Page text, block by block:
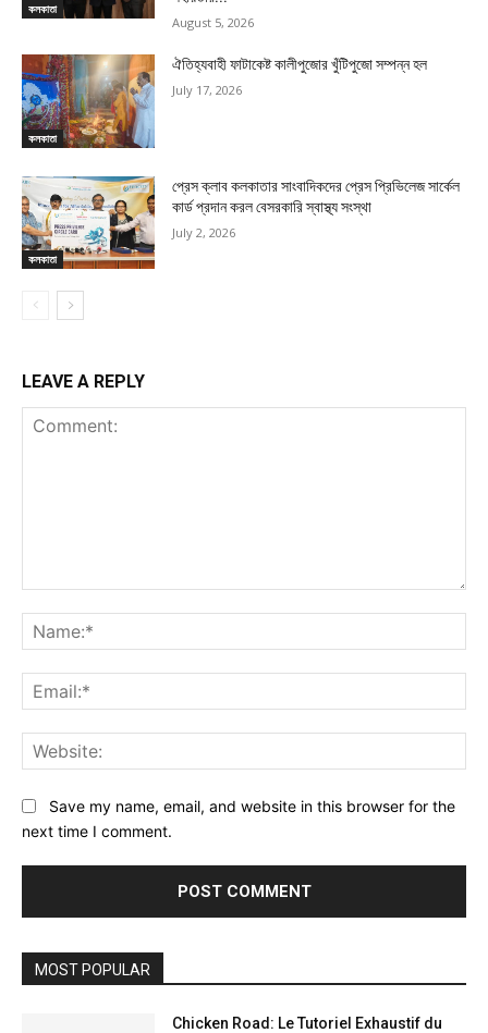
কলকাতা
August 5, 2026
কলকাতা
ঐতিহ্যবাহী ফাটাকেষ্ট কালীপুজোর খুঁটিপুজো সম্পন্ন হল
July 17, 2026
কলকাতা
প্রেস ক্লাব কলকাতার সাংবাদিকদের প্রেস প্রিভিলেজ সার্কেল
কার্ড প্রদান করল বেসরকারি স্বাস্থ্য সংস্থা
July 2, 2026
LEAVE A REPLY
Save my name, email, and website in this browser for the
next time I comment.
MOST POPULAR
Chicken Road: Le Tutoriel Exhaustif du